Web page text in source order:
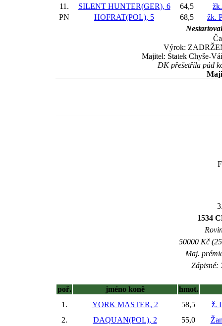
11.
SILENT HUNTER(GER), 6 64,5
PN
HOFRAT(POL), 5 68,5
žk.
Výrok:
Majitel: Statek Chyše-
DK přešetřila pád
1534
50000 Kč
Maj.
Zápisné:
poř. jméno koně
hmot.
1.
YORK MASTER, 2 58,5
ž.
2.
DAQUAN(POL), 2 55,0